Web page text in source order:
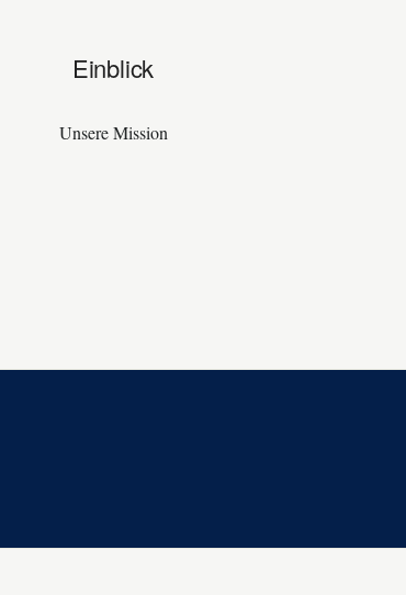
Einblick
Unsere Mission